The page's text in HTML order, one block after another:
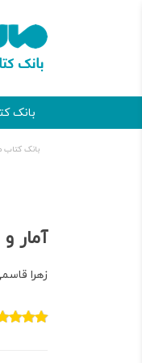
بانک
بانک کتاب
آمار
زهرا